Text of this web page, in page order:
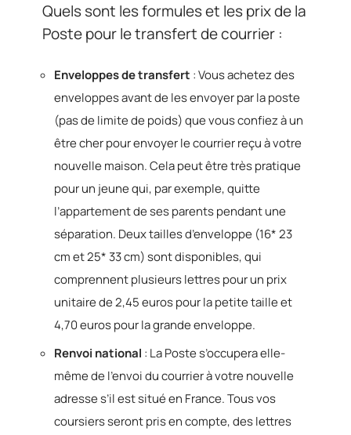
Quels sont les formules et les prix de la
Poste pour le transfert de courrier :
Enveloppes de transfert : Vous achetez des
enveloppes avant de les envoyer par la poste
(pas de limite de poids) que vous confiez à un
être cher pour envoyer le courrier reçu à votre
nouvelle maison. Cela peut être très pratique
pour un jeune qui, par exemple, quitte
l’appartement de ses parents pendant une
séparation. Deux tailles d’enveloppe (16* 23
cm et 25* 33 cm) sont disponibles, qui
comprennent plusieurs lettres pour un prix
unitaire de 2,45 euros pour la petite taille et
4,70 euros pour la grande enveloppe.
Renvoi national : La Poste s’occupera elle-
même de l’envoi du courrier à votre nouvelle
adresse s’il est situé en France. Tous vos
coursiers seront pris en compte, des lettres